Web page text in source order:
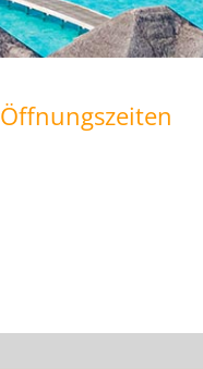
Öffnungszeiten